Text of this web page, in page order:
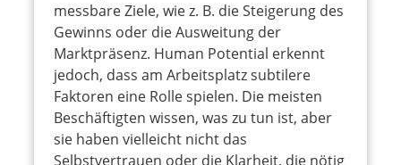
messbare Ziele, wie z. B. die Steigerung des
Gewinns oder die Ausweitung der
Marktpräsenz. Human Potential erkennt
jedoch, dass am Arbeitsplatz subtilere
Faktoren eine Rolle spielen. Die meisten
Beschäftigten wissen, was zu tun ist, aber
sie haben vielleicht nicht das
Selbstvertrauen oder die Klarheit, die nötig